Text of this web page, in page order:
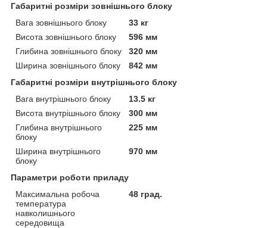
Габаритні розміри зовнішнього блоку
Вага зовнішнього блоку
33 кг
Висота зовнішнього блоку
596 мм
Глибина зовнішнього блоку
320 мм
Ширина зовнішнього блоку
842 мм
Габаритні розміри внутрішнього блоку
Вага внутрішнього блоку
13.5 кг
Висота внутрішнього блоку
300 мм
Глибина внутрішнього
блоку
225 мм
Ширина внутрішнього
блоку
970 мм
Параметри роботи приладу
Максимальна робоча
температура
навколишнього
середовища
48 град.